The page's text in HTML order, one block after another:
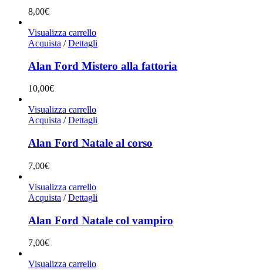
8,00€
Visualizza carrello
Acquista / Dettagli
Alan Ford Mistero alla fattoria
10,00€
Visualizza carrello
Acquista / Dettagli
Alan Ford Natale al corso
7,00€
Visualizza carrello
Acquista / Dettagli
Alan Ford Natale col vampiro
7,00€
Visualizza carrello